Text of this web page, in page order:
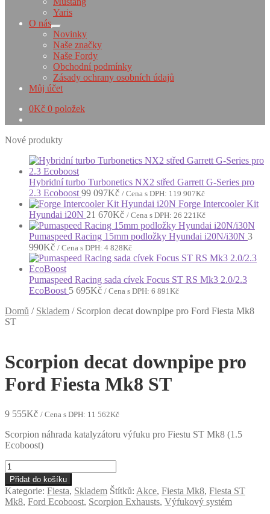
Yaris
O nás
Expand
child
menu
Novinky
Naše značky
Naše Fordy
Obchodní podmínky
Zásady ochrany osobních údajů
Můj účet
0Kč 0 položek
Nové produkty
Hybridní turbo Turbonetics NX2 střed Garrett G-Series pro
2.3 Ecoboost 99 097Kč / Cena s DPH: 119 907Kč
Forge Intercooler Kit
Hyundai i20N 21 670Kč / Cena s DPH: 26 221Kč
Pumaspeed Racing 15mm podložky Hyundai i20N/i30N 3
990Kč / Cena s DPH: 4 828Kč
Pumaspeed Racing sada cívek Focus ST RS Mk3 2.0/2.3
EcoBoost 5 695Kč / Cena s DPH: 6 891Kč
Domů / Skladem / Scorpion decat downpipe pro Ford Fiesta Mk8
ST
Scorpion decat downpipe pro
Ford Fiesta Mk8 ST
9 555Kč / Cena s DPH: 11 562Kč
Scorpion náhrada katalyzátoru výfuku pro Fiestu ST Mk8 (1.5
Ecoboost)
Scorpion
decat
downpipe
pro
Ford
Přidat do košíku
Kategorie: Fiesta, Skladem Štítků: Akce, Fiesta Mk8, Fiesta ST
Mk8, Ford Ecoboost, Scorpion Exhausts, Výfukový systém